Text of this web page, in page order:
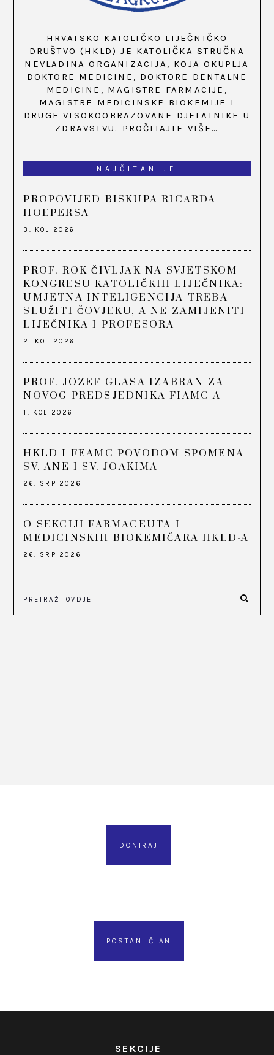
HRVATSKO KATOLIČKO LIJEČNIČKO
DRUŠTVO (HKLD) JE KATOLIČKA STRUČNA
NEVLADINA ORGANIZACIJA, KOJA OKUPLJA
DOKTORE MEDICINE, DOKTORE DENTALNE
MEDICINE, MAGISTRE FARMACIJE,
MAGISTRE MEDICINSKE BIOKEMIJE I
DRUGE VISOKOOBRAZOVANE DJELATNIKE U
ZDRAVSTVU. PROČITAJTE VIŠE…
NAJČITANIJE
PROPOVIJED BISKUPA RICARDA
HOEPERSA
3. KOL 2026
PROF. ROK ČIVLJAK NA SVJETSKOM
KONGRESU KATOLIČKIH LIJEČNIKA:
UMJETNA INTELIGENCIJA TREBA
SLUŽITI ČOVJEKU, A NE ZAMIJENITI
LIJEČNIKA I PROFESORA
2. KOL 2026
PROF. JOZEF GLASA IZABRAN ZA
NOVOG PREDSJEDNIKA FIAMC-A
1. KOL 2026
HKLD I FEAMC POVODOM SPOMENA
SV. ANE I SV. JOAKIMA
26. SRP 2026
O SEKCIJI FARMACEUTA I
MEDICINSKIH BIOKEMIČARA HKLD-A
26. SRP 2026
DONIRAJ
POSTANI ČLAN
SEKCIJE